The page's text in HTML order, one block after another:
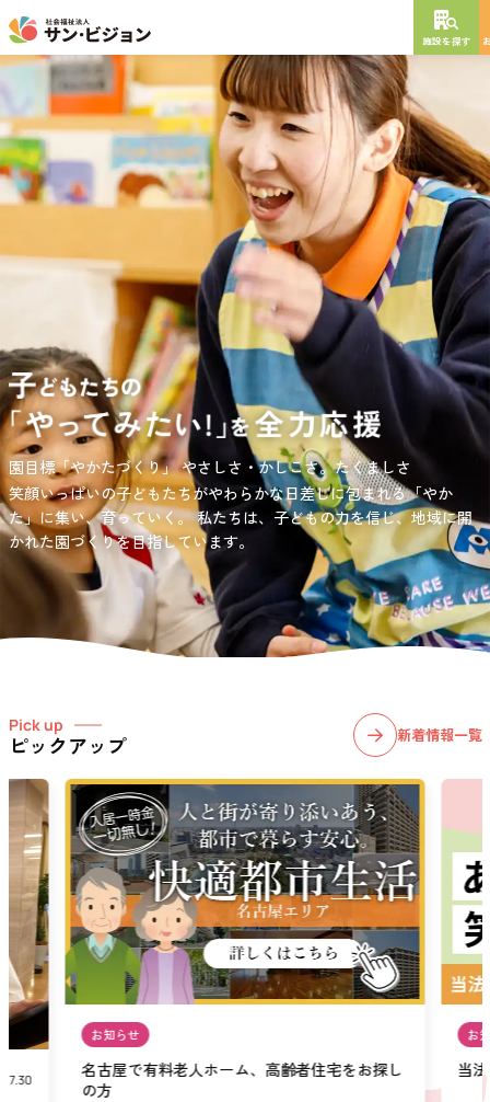
施設を探す
負担の少ない介護、ふれあいを大切にする介護、笑顔が溢れている
介護を目指して。
愛知・岐阜・長野の3県下で38施設・151事業所の介護関連事業所を運
営する社会福祉法人サン・ビジョンでは、今後ますます高まる介護
ニーズに幅広く対応していきます。
園目標「やかたづくり」やさしさ・かしこさ。たくましさ
笑顔いっぱいの子どもたちがやわらかな日差しに包まれる「やか
た」に集い、育っていく。私たちは、子どもの力を信じ、地域に開
かれた園づくりを目指しています。
サンサン・スクール東山公園では、小学生の児童が放課後安心して
過ごせる環境を提供するとともに、宿題・クラブ活動(英語・習字・
選択)などの学習面にも力を入れて行っている学童保育所です。
NEW OPEN
年
特別養護老人ホーム
短期入所生活介護
通所介護
居宅介護支援
グレイスフル砧公園
東京都世田谷区大蔵 3丁目4番12号
お問い合わせ先
03-6411-5781
担当：宮澤
Pick up
ピックアップ 新着情報一覧
お知らせ
名古屋で有料老人ホーム、高齢者住宅をお探し
の方
お
当